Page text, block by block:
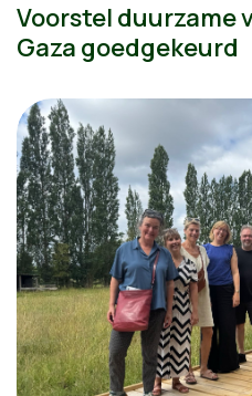
Voorstel duurzame
Gaza goedgekeurd